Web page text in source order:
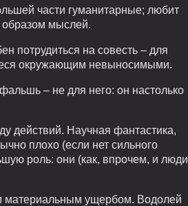
части гуманитарные; любит
образом мыслей.
потрудиться на совесть – для
окружающим невыносимыми.
– не для него: он настолько
действий. Научная фантастика,
плохо (если нет сильного
роль: они (как, впрочем, и люди
материальным ущербом. Водолей